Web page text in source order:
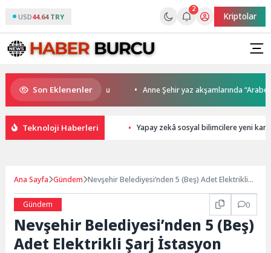
USD44.64 TRY
2
Kriptolar
Son Eklenenler
kupalar sahiplerini buldu Anne Şehir yaz akşamlarında “Arabesk”
Teknoloji Haberleri Yapay zekâ sosyal bilimcilere yeni
Ana Sayfa Gündem Nevşehir Belediyesi’nden 5 (Beş) Adet Elektrikli
Gündem 0
Nevşehir Belediyesi’nden 5 (Beş)
Adet Elektrikli Şarj İstasyon